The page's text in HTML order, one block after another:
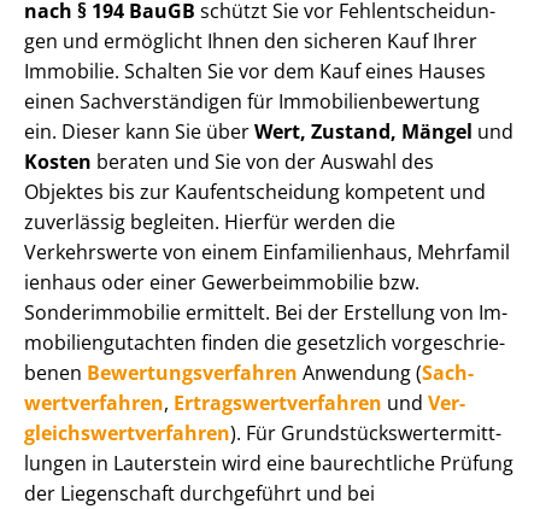
nach § 194 BauGB schützt Sie vor Fehl­ent­schei­dun­
gen und ermöglicht Ihnen den sicheren Kauf Ihrer
Immobilie. Schalten Sie vor dem Kauf eines Hauses
einen Sach­ver­stän­di­gen für Im­mo­bi­li­en­be­wer­tung
ein. Dieser kann Sie überWert, Zustand, Mängel und
Kosten beraten und Sie von der Auswahl des
Objektes bis zur Kauf­ent­schei­dung kompetent und
zuverlässig begleiten. Hierfür werden die
Verkehrswerte von einem Einfamilienhaus, Mehr­fa­mi­l
i­en­haus oder einer Ge­wer­be­im­mo­bi­lie bzw.
Sonderimmobilie ermittelt. Bei der Erstellung von Im­
mo­bi­li­en­gut­ach­ten finden die gesetzlich vor­ge­schrie­
be­nen Be­wer­tungs­ver­fah­ren Anwendung (Sach­
wert­ver­fah­ren, Er­trags­wert­ver­fah­ren und Ver­
gleichs­wert­ver­fah­ren). Für Grund­stücks­wert­ermitt­
lun­gen in Lauterstein wird eine baurechtliche Prüfung
der Liegenschaft durchgeführt und bei